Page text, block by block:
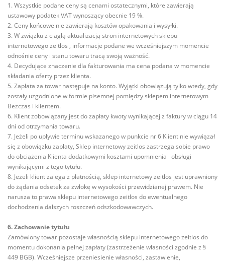
1. Wszystkie podane ceny są cenami ostatecznymi, które zawierają
ustawowy podatek VAT wynoszący obecnie 19 %.
2. Ceny końcowe nie zawierają kosztów opakowania i wysyłki.
3. W związku z ciągłą aktualizacją stron internetowych sklepu
internetowego zeitlos , informacje podane we wcześniejszym momencie
odnośnie ceny i stanu towaru tracą swoją ważność.
4. Decydujące znaczenie dla fakturowania ma cena podana w momencie
składania oferty przez klienta.
5. Zapłata za towar następuje na konto. Wyjątki obowiązują tylko wtedy, gdy
zostały uzgodnione w formie pisemnej pomiędzy sklepem internetowym
Bezczas i klientem.
6. Klient zobowiązany jest do zapłaty kwoty wynikającej z faktury w ciągu 14
dni od otrzymania towaru.
7. Jeżeli po upływie terminu wskazanego w punkcie nr 6 Klient nie wywiązał
się z obowiązku zapłaty, Sklep internetowy zeitlos zastrzega sobie prawo
do obciążenia Klienta dodatkowymi kosztami upomnienia i obsługi
wynikającymi z tego tytułu.
8. Jeżeli klient zalega z płatnością, sklep internetowy zeitlos jest uprawniony
do żądania odsetek za zwłokę w wysokości przewidzianej prawem. Nie
narusza to prawa sklepu internetowego zeitlos do ewentualnego
dochodzenia dalszych roszczeń odszkodowawczych.
6. Zachowanie tytułu
Zamówiony towar pozostaje własnością sklepu internetowego zeitlos do
momentu dokonania pełnej zapłaty (zastrzeżenie własności zgodnie z §
449 BGB). Wcześniejsze przeniesienie własności, zastawienie,